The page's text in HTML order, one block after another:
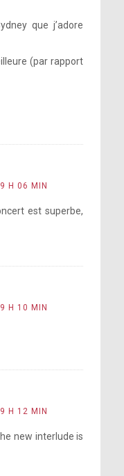
que j’adore
(par rapport
H 06 MIN
est superbe,
H 10 MIN
H 12 MIN
new interlude is